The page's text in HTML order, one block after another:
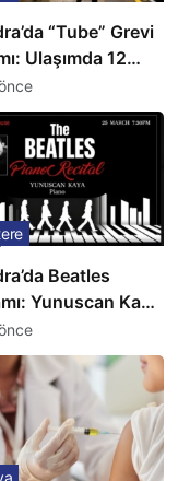
“Tube” Grevi
Ulaşımda 12
Kaos Kapıda
Beatles
Yunuscan Kaya
yorumuyla